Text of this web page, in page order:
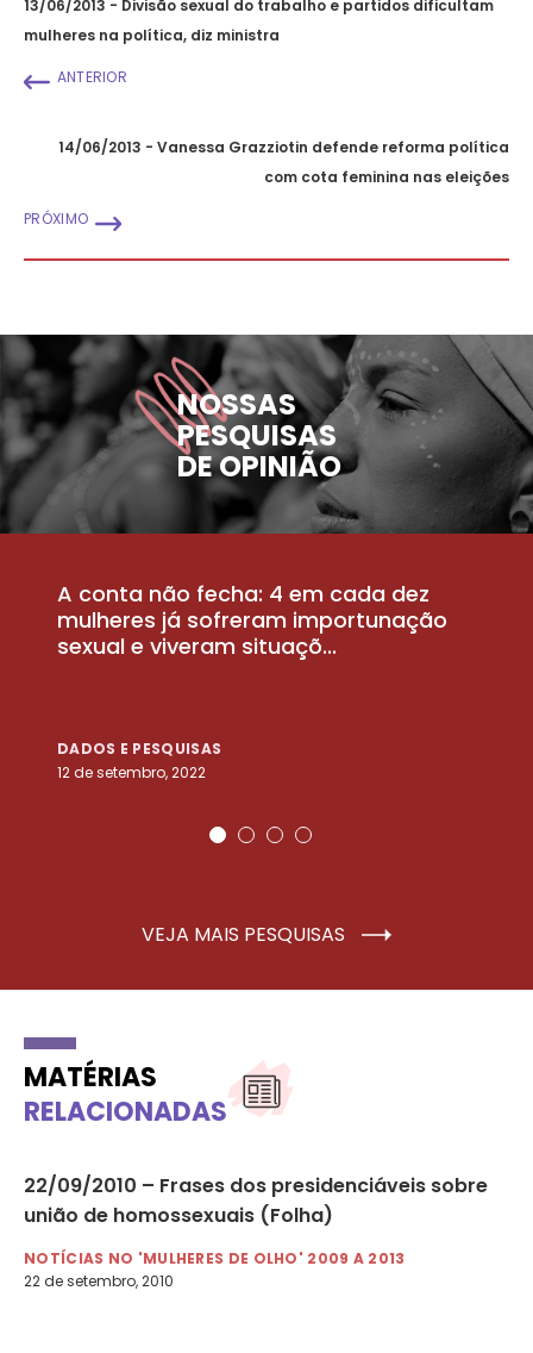
13/06/2013 - Divisão sexual do trabalho e partidos dificultam
mulheres na política, diz ministra
ANTERIOR
14/06/2013 - Vanessa Grazziotin defende reforma política
com cota feminina nas eleições
PRÓXIMO
NOSSAS
PESQUISAS
DE OPINIÃO
A conta não fecha: 4 em cada dez
mulheres já sofreram importunação
sexual e viveram situaçõ...
DADOS E PESQUISAS
12 de setembro, 2022
VEJA MAIS PESQUISAS
MATÉRIAS
RELACIONADAS
22/09/2010 – Frases dos presidenciáveis sobre
união de homossexuais (Folha)
NOTÍCIAS NO 'MULHERES DE OLHO' 2009 A 2013
22 de setembro, 2010